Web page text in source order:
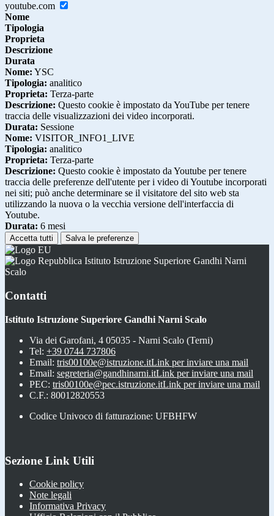
youtube.com
Nome
Tipologia
Proprieta
Descrizione
Durata
Nome: YSC
Tipologia: analitico
Proprieta: Terza-parte
Descrizione: Questo cookie è impostato da YouTube per tenere
traccia delle visualizzazioni dei video incorporati.
Durata: Sessione
Nome: VISITOR_INFO1_LIVE
Tipologia: analitico
Proprieta: Terza-parte
Descrizione: Questo cookie è impostato da Youtube per tenere
traccia delle preferenze dell'utente per i video di Youtube incorporati
nei siti; può anche determinare se il visitatore del sito web sta
utilizzando la nuova o la vecchia versione dell'interfaccia di
Youtube.
Durata: 6 mesi
Accetta tutti Salva le preferenze
Istituto Istruzione Superiore Gandhi Narni
Scalo
Contatti
Istituto Istruzione Superiore Gandhi Narni Scalo
Via dei Garofani, 4 05035 - Narni Scalo (Terni)
Tel: +39 0744 737806
Email: tris00100e@istruzione.itLink per inviare una mail
Email: segreteria@gandhinarni.itLink per inviare una mail
PEC: tris00100e@pec.istruzione.itLink per inviare una mail
C.F.: 80012820553
Codice Univoco di fatturazione: UFBHFW
Sezione Link Utili
Cookie policy
Note legali
Informativa Privacy